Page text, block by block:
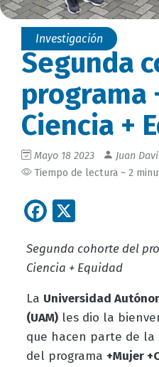
Investigación
Segunda
programa
Ciencia +
Mayo 18 2023
Juan
Tiempo de lectura ~ 2
Facebook
Segunda cohorte del
Ciencia + Equidad
La Universidad
(UAM)les dio la
que hacen parte de la
del programa +Mujer